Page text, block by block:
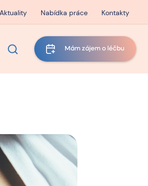
Aktuality Nabídka práce Kontakty
Mám zájem o léčbu